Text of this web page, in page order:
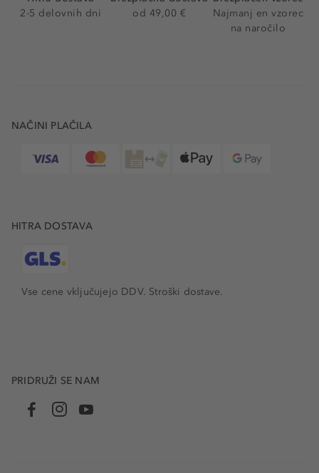
2-5 delovnih dni
od 49,00 €
Najmanj en vzorec
na naročilo
NAČINI PLAČILA
HITRA DOSTAVA
Vse cene vključujejo DDV. Stroški dostave.
PRIDRUŽI SE NAM